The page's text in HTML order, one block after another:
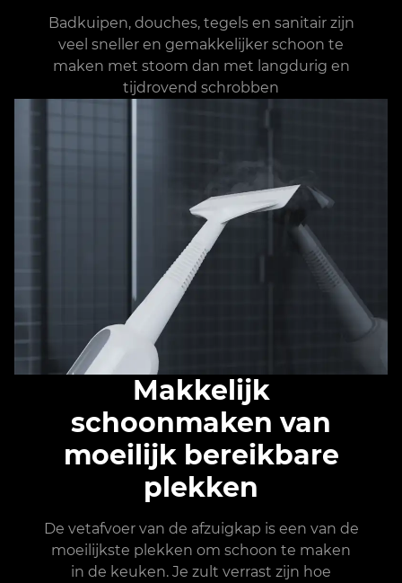
Badkuipen, douches, tegels en sanitair zijn
veel sneller en gemakkelijker schoon te
maken met stoom dan met langdurig en
tijdrovend schrobben
Makkelijk
schoonmaken van
moeilijk bereikbare
plekken
De vetafvoer van de afzuigkap is een van de
moeilijkste plekken om schoon te maken
in de keuken. Je zult verrast zijn hoe